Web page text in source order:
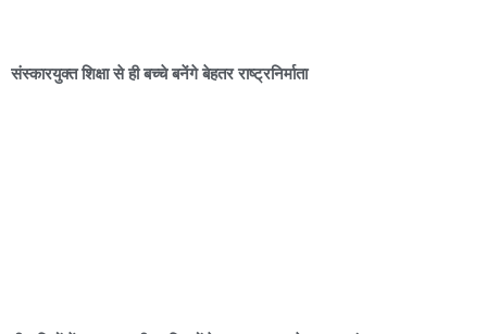
संस्कारयुक्त शिक्षा से ही बच्चे बनेंगे बेहतर राष्ट्रनिर्माता